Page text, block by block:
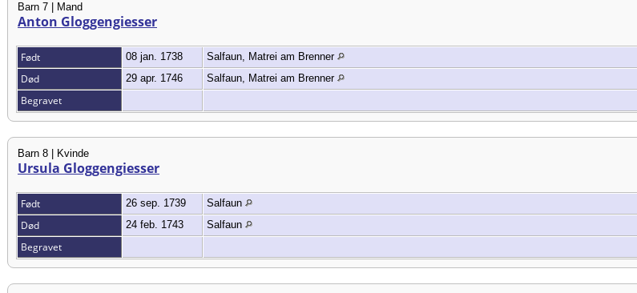
Barn 7 | Mand
Anton Gloggengiesser
Født 08 jan. 1738 Salfaun, Matrei am Brenner
Død 29 apr. 1746 Salfaun, Matrei am Brenner
Begravet
Barn 8 | Kvinde
Ursula Gloggengiesser
Født 26 sep. 1739 Salfaun
Død 24 feb. 1743 Salfaun
Begravet